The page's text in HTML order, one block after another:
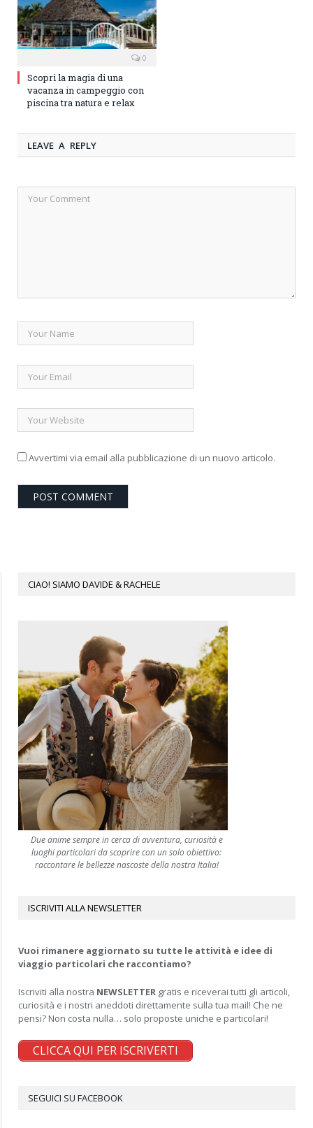
0
Scopri la magia di una
vacanza in campeggio con
piscina tra natura e relax
LEAVE A REPLY
Avvertimi via email alla pubblicazione di un nuovo articolo.
CIAO! SIAMO DAVIDE & RACHELE
Due anime sempre in cerca di avventura, curiosità e
luoghi particolari da scoprire con un solo obiettivo:
raccontare le bellezze nascoste della nostra Italia!
ISCRIVITI ALLA NEWSLETTER
Vuoi rimanere aggiornato su tutte le attività e idee di
viaggio particolari che raccontiamo?
Iscriviti alla nostra NEWSLETTER gratis e riceverai tutti gli articoli,
curiosità e i nostri aneddoti direttamente sulla tua mail! Che ne
pensi? Non costa nulla… solo proposte uniche e particolari!
CLICCA QUI PER ISCRIVERTI
SEGUICI SU FACEBOOK